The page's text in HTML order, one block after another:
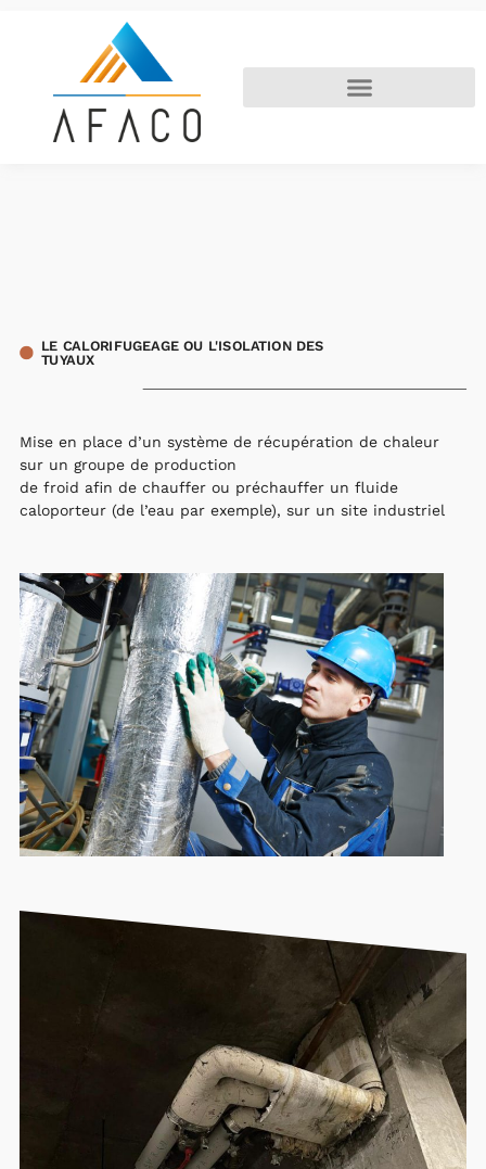
LE CALORIFUGEAGE OU L'ISOLATION DES
TUYAUX
Mise en place d’un système de récupération de chaleur
sur un groupe de production
de froid afin de chauffer ou préchauffer un fluide
caloporteur (de l’eau par exemple), sur un site industriel